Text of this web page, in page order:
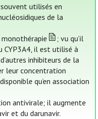
utilisés en
de la
monothérapie
; vu qu’il
il est utilisé à
inhibiteurs de la
leur concentration
qu’en association
antivirale; il augmente
et du darunavir.